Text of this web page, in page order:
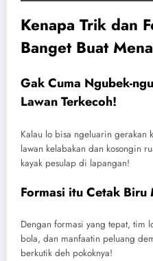
Kenapa Trik dan
Banget Buat
Gak Cuma Ngubek-
Lawan Terkecoh!
Kalau lo bisa ngeluarin gerakan
lawan kelabakan dan kosongin
kayak pesulap di lapangan!
Formasi itu Cetak Biru
Dengan formasi yang tepat, tim
bola, dan manfaatin peluang
berkutik deh pokoknya!